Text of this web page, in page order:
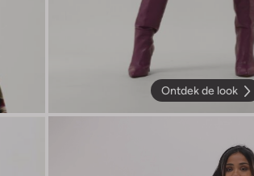
Ontdek de look